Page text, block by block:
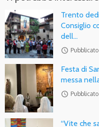
Trento
Consiglio
dell…
access_time
Festa di
messa
access_time
“Vite che